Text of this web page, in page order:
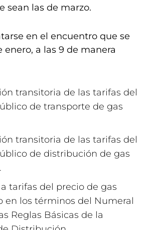
sean las de marzo.
en el encuentro que se
enero, a las 9 de manera
transitoria de las tarifas del
de transporte de gas
transitoria de las tarifas del
de distribución de gas
tarifas del precio de gas
en los términos del Numeral
Reglas Básicas de la